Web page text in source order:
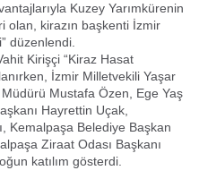
Kuzey Yarımkürenin
olan, kirazın başkenti İzmir
düzenlendi.
Kirişçi “Kiraz Hasat
İzmir Milletvekili Yaşar
Müdürü Mustafa Özen, Ege Yaş
Hayrettin Uçak,
Kemalpaşa Belediye Başkan
Ziraat Odası Başkanı
katılım gösterdi.